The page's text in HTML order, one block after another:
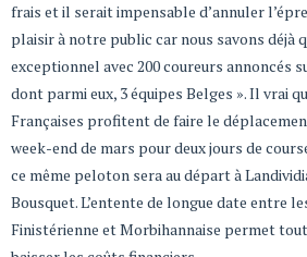
frais et il serait impensable d’annuler
plaisir à notre public car nous savons déjà
exceptionnel avec 200 coureurs annoncés
dont parmi eux, 3 équipes Belges ». Il vrai
Françaises profitent de faire le
week-end de mars pour deux jours de
ce même peloton sera au départ à
Bousquet. L’entente de longue date entre
Finistérienne et Morbihannaise permet